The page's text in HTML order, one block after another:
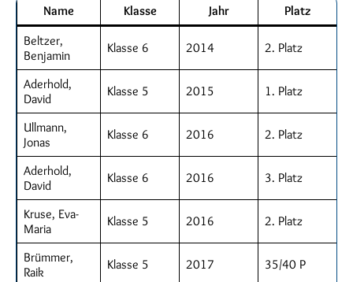
Name Klasse Jahr
Platz
Beltzer,
Benjamin
Klasse 6 2014 2. Platz
Aderhold,
David
Klasse 5 2015 1. Platz
Ullmann,
Jonas
Klasse 6 2016 2. Platz
Aderhold,
David
Klasse 6 2016 3. Platz
Kruse, Eva-
Maria
Klasse 5 2016 2. Platz
Brümmer,
Raik
Klasse 5 2017 35/40 P